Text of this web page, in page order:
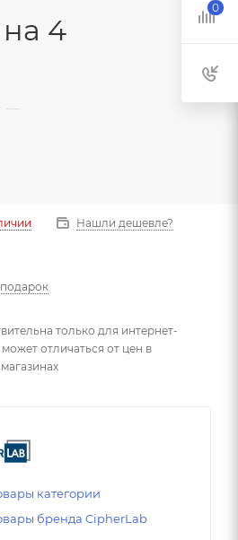
4
—
Нашли дешевле?
только для интернет-
отличаться от цен в
категории
бренда CipherLab
0